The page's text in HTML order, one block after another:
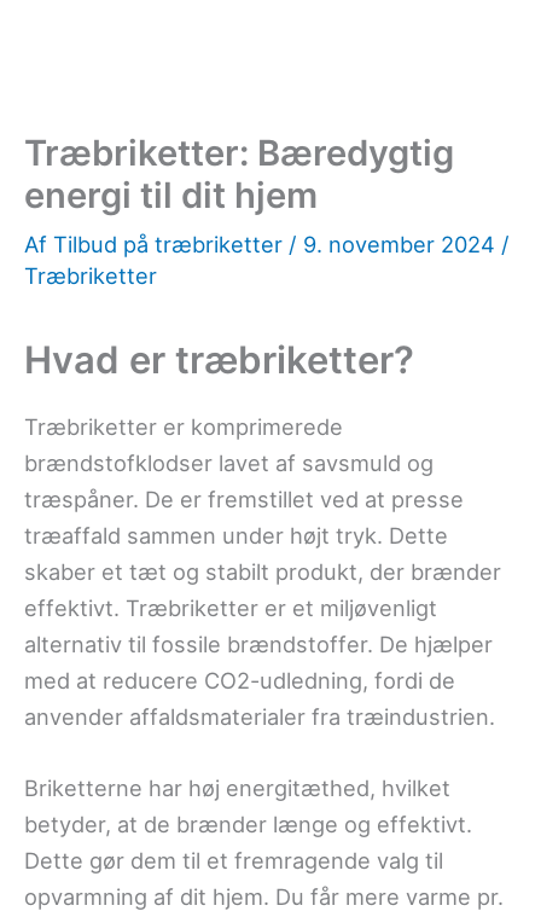
Træbriketter: Bæredygtig
energi til dit hjem
Af Tilbud på træbriketter / 9. november 2024 /
Træbriketter
Hvad er træbriketter?
Træbriketter er komprimerede
brændstofklodser lavet af savsmuld og
træspåner. De er fremstillet ved at presse
træaffald sammen under højt tryk. Dette
skaber et tæt og stabilt produkt, der brænder
effektivt. Træbriketter er et miljøvenligt
alternativ til fossile brændstoffer. De hjælper
med at reducere CO2-udledning, fordi de
anvender affaldsmaterialer fra træindustrien.
Briketterne har høj energitæthed, hvilket
betyder, at de brænder længe og effektivt.
Dette gør dem til et fremragende valg til
opvarmning af dit hjem. Du får mere varme pr.